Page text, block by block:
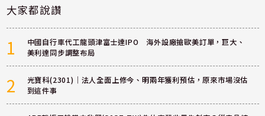
大家都說讚
1
中國自行車代工龍頭津富士達IPO 海外設廠搶歐美訂單，巨大、
美利達同步調整布局
2
光寶科(2301)｜法人全面上修今、明兩年獲利預估，原來市場沒估
到這件事